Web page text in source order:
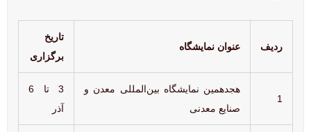
ردیف عنوان نمایشگاه
تاریخ
برگزاری
1
هجدهمین نمایشگاه بین‌المللی معدن و
صنایع معدنی
3 تا 6
آذر